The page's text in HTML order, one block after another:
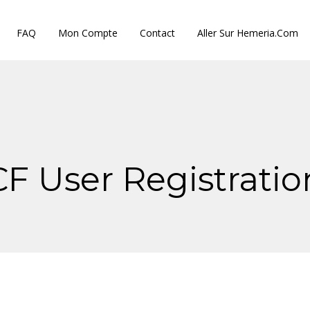
FAQ Mon Compte Contact Aller Sur Hemeria.com
User